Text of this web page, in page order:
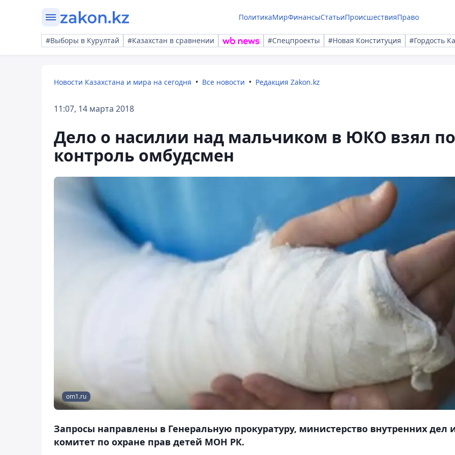
ПолитикаМирФинансыСтатьиПроисшествияПраво
#Выборы в Курултай #Казахстан в сравнении #Спецпроекты #Новая Конституция #Гордость
Новости Казахстана и мира на сегодня Все новости Редакция Zakon.kz
11:07, 14 марта 2018
Дело о насилии над мальчиком в ЮКО взял
контроль омбудсмен
om1.ru
Запросы направлены в Генеральную прокуратуру, министерство внутренних дел
комитет по охране прав детей МОН РК.